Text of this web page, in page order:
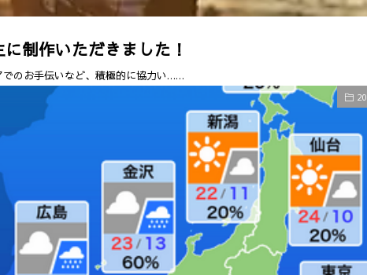
制作いただきました！
でのお手伝いなど、積極的に協力い……